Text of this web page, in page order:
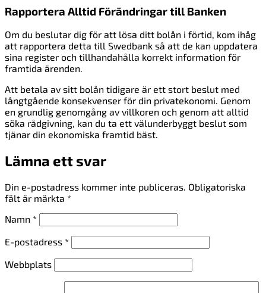
Rapportera Alltid Förändringar till Banken
Om du beslutar dig för att lösa ditt bolån i förtid, kom ihåg
att rapportera detta till Swedbank så att de kan uppdatera
sina register och tillhandahålla korrekt information för
framtida ärenden.
Att betala av sitt bolån tidigare är ett stort beslut med
långtgående konsekvenser för din privatekonomi. Genom
en grundlig genomgång av villkoren och genom att alltid
söka rådgivning, kan du ta ett välunderbyggt beslut som
tjänar din ekonomiska framtid bäst.
Lämna ett svar
Din e-postadress kommer inte publiceras. Obligatoriska
fält är märkta *
Namn *
E-postadress *
Webbplats